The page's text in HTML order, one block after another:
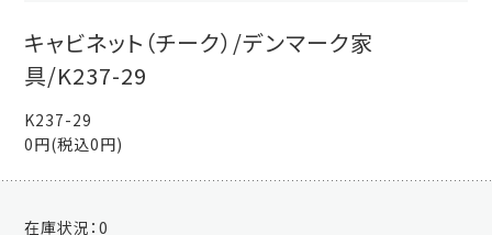
キャビネット（チーク）/デンマーク家
具/K237-29
K237-29
0円(税込0円)
在庫状況：0